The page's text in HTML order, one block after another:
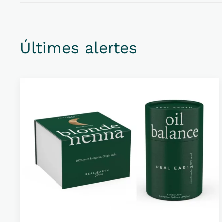
Últimes alertes